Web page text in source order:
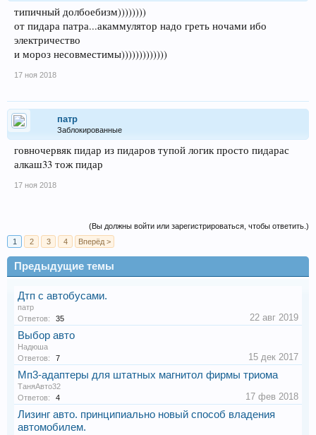
типичный долбоебизм))))))))
от пидара патра...акаммулятор надо греть ночами ибо
электричество
и мороз несовместимы)))))))))))))
17 ноя 2018
патр
Заблокированные
говночервяк пидар из пидаров тупой логик просто пидарас
алкаш33 тож пидар
17 ноя 2018
(Вы должны войти или зарегистрироваться, чтобы ответить.)
1
2 3 4 Вперёд >
Предыдущие темы
Дтп с автобусами.
патр
Ответов:
35 22 авг 2019
Выбор авто
Надюша
Ответов:
7 15 дек 2017
Мп3-адаптеры для штатных магнитол фирмы триома
ТаняАвто32
Ответов:
4 17 фев 2018
Лизинг авто. принципиально новый способ владения
автомобилем.